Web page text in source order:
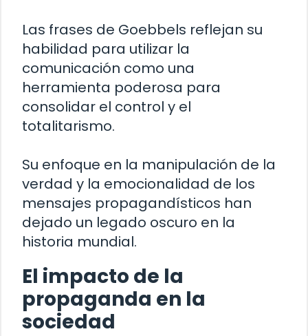
Las frases de Goebbels reflejan su
habilidad para utilizar la
comunicación como una
herramienta poderosa para
consolidar el control y el
totalitarismo.
Su enfoque en la manipulación de la
verdad y la emocionalidad de los
mensajes propagandísticos han
dejado un legado oscuro en la
historia mundial.
El impacto de la
propaganda en la
sociedad